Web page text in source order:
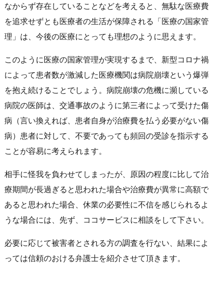
なからず存在していることなどを考えると、無駄な医療費
を追求せずとも医療者の生活が保障される「医療の国家管
理」は、今後の医療にとっても理想のように思えます。
このように医療の国家管理が実現するまで、新型コロナ禍
によって患者数が激減した医療機関は病院崩壊という爆弾
を抱え続けることでしょう。病院崩壊の危機に瀕している
病院の医師は、交通事故のように第三者によって受けた傷
病（言い換えれば、患者自身が治療費を払う必要がない傷
病）患者に対して、不要であっても頻回の受診を指示する
ことが容易に考えられます。
相手に怪我を負わせてしまったが、原因の程度に比して治
療期間が長過ぎると思われた場合や治療費が異常に高額で
あると思われた場合、休業の必要性に不信を感じられるよ
うな場合には、先ず、ココサービスに相談をして下さい。
必要に応じて被害者とされる方の調査を行ない、結果によ
っては信頼のおける弁護士を紹介させて頂きます。